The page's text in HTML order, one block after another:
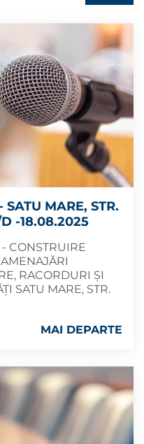
MARE, STR.
-18.08.2025
CONSTRUIRE
RACORDURI ȘI
SATU MARE, STR.
MAI DEPARTE